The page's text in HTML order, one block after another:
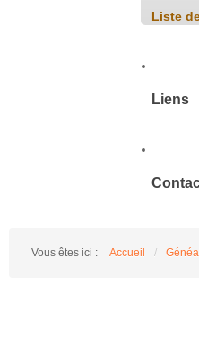
Liste
Liens
Vous êtes ici : Accueil /